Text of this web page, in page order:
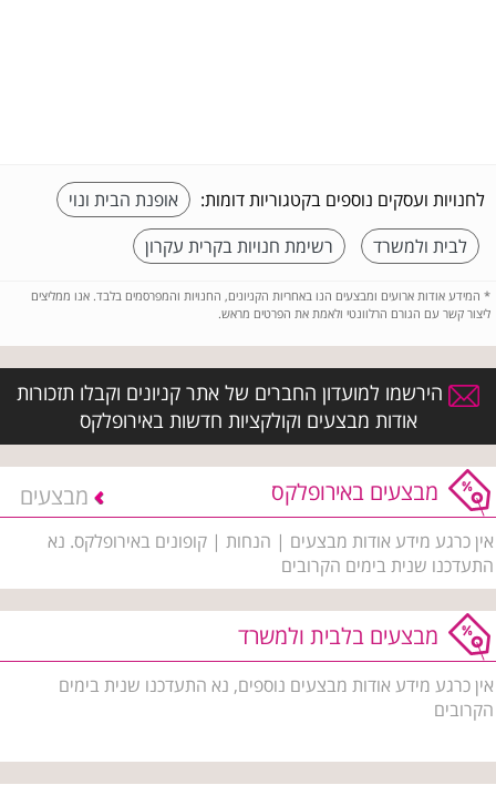
לחנויות ועסקים נוספים בקטגוריות דומות:
אופנת הבית ונוי
לבית ולמשרד
רשימת חנויות בקרית עקרון
* המידע אודות ארועים ומבצעים הנו באחריות הקניונים, החנויות והמפרסמים בלבד. אנו ממליצים
ליצור קשר עם הגורם הרלוונטי ולאמת את הפרטים מראש.
הירשמו למועדון החברים של אתר קניונים וקבלו תזכורות
אודות מבצעים וקולקציות חדשות באירופלקס
מבצעים באירופלקס מבצעים
אין כרגע מידע אודות מבצעים | הנחות | קופונים באירופלקס. נא
התעדכנו שנית בימים הקרובים
מבצעים בלבית ולמשרד
אין כרגע מידע אודות מבצעים נוספים, נא התעדכנו שנית בימים
הקרובים